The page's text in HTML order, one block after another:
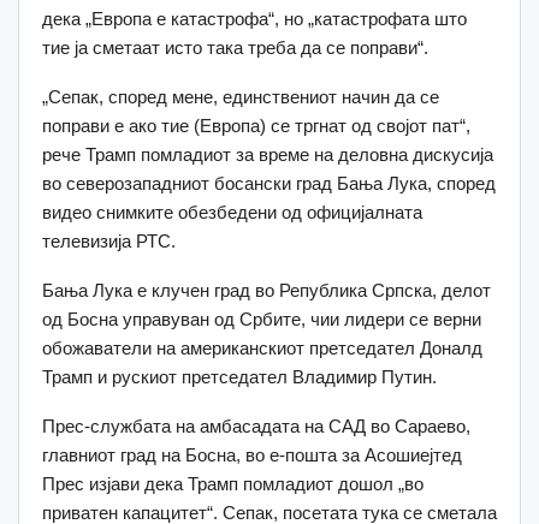
дека „Европа е катастрофа“, но „катастрофата што
тие ја сметаат исто така треба да се поправи“.
„Сепак, според мене, единствениот начин да се
поправи е ако тие (Европа) се тргнат од својот пат“,
рече Трамп помладиот за време на деловна дискусија
во северозападниот босански град Бања Лука, според
видео снимките обезбедени од официјалната
телевизија РТС.
Бања Лука е клучен град во Република Српска, делот
од Босна управуван од Србите, чии лидери се верни
обожаватели на американскиот претседател Доналд
Трамп и рускиот претседател Владимир Путин.
Прес-службата на амбасадата на САД во Сараево,
главниот град на Босна, во е-пошта за Асошиејтед
Прес изјави дека Трамп помладиот дошол „во
приватен капацитет“. Сепак, посетата тука се сметала